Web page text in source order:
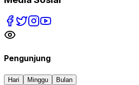
Pengunjung
Hari Minggu Bulan